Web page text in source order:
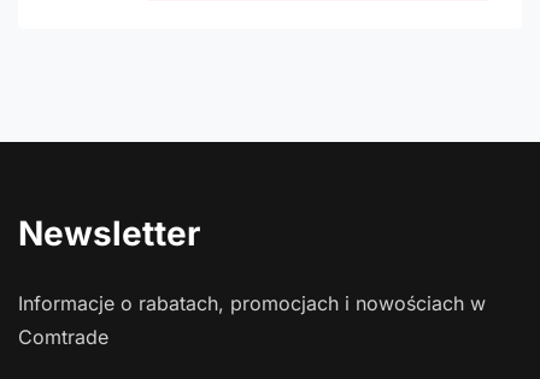
Newsletter
Informacje o rabatach, promocjach i nowościach w
Comtrade